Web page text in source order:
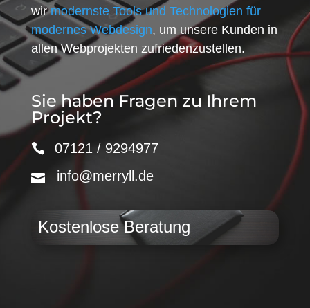
wirmodernste Tools und Technologien für
modernes Webdesign, um unsere Kunden in
allen Webprojekten zufriedenzustellen.
Sie haben Fragen zu Ihrem
Projekt?
07121 / 9294977
info@merryll.de
Kostenlose Beratung